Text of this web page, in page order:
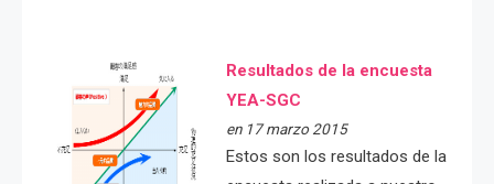
Resultados de la encuesta
YEA-SGC
en 17 marzo 2015
Estos son los resultados de la